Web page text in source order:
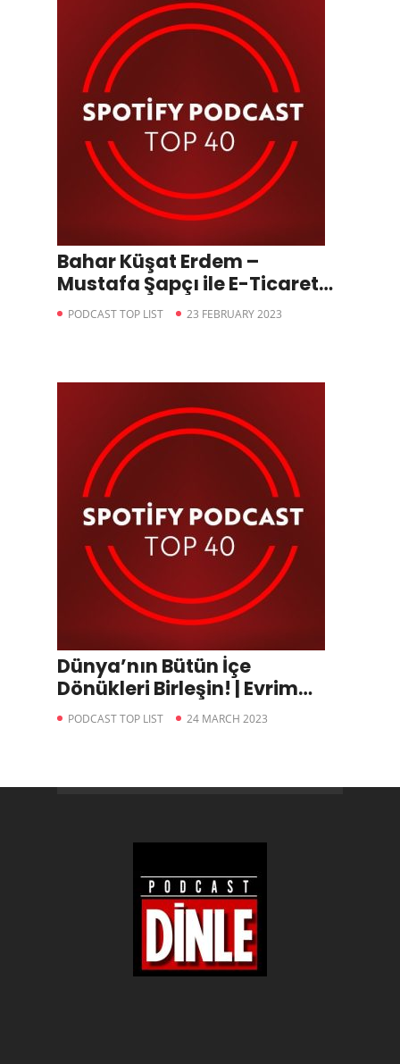
Bahar Küşat Erdem –
Mustafa Şapçı ile E-Ticaret
Notları
PODCAST TOP LIST 23 FEBRUARY 2023
Dünya’nın Bütün İçe
Dönükleri Birleşin! | Evrim
Ağacı
PODCAST TOP LIST 24 MARCH 2023